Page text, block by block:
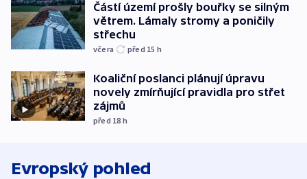
Částí území prošly bouřky se silným
větrem. Lámaly stromy a poničily
střechu
včera před 15 h
Koaliční poslanci plánují úpravu
novely zmírňující pravidla pro střet
zájmů
před 18 h
Evropský pohled